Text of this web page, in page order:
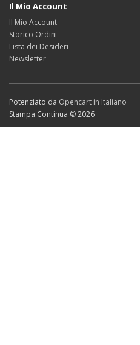
Il Mio Account
Il Mio Account
Storico Ordini
Lista dei Desideri
Newsletter
Potenziato da Opencart in Italiano
Stampa Continua © 2026